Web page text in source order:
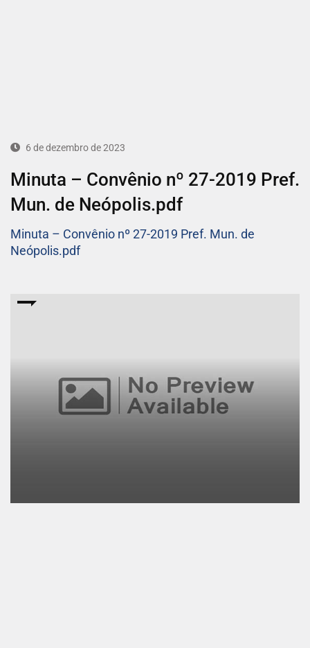
6 de dezembro de 2023
Minuta – Convênio nº 27-2019 Pref.
Mun. de Neópolis.pdf
Minuta – Convênio nº 27-2019 Pref. Mun. de
Neópolis.pdf